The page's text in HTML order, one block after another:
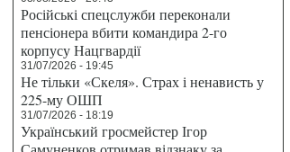
Російські спецслужби переконали
пенсіонера вбити командира 2-го
корпусу Нацгвардії
31/07/2026 - 19:45
Не тільки «Скеля». Страх і ненависть у
225-му ОШП
31/07/2026 - 18:19
Український гросмейстер Ігор